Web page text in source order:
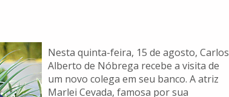
Nesta quinta-feira, 15 de agosto, Carlos
Alberto de Nóbrega recebe a visita de
um novo colega em seu banco. A atriz
Marlei Cevada, famosa por sua